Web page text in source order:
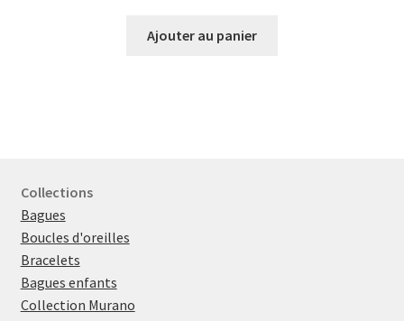
Ajouter au panier
Collections
Bagues
Boucles d'oreilles
Bracelets
Bagues enfants
Collection Murano